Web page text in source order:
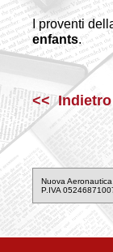
I proventi
enfants.
<< Indietro
Nuova Aeronautica
P.IVA